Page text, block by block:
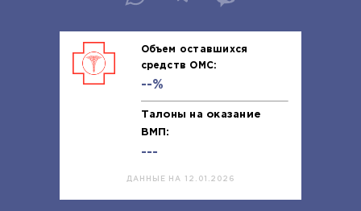
Объем оставшихся
средств ОМС:
--%
Талоны на оказание
ВМП:
---
ДАННЫЕ НА 12.01.2026